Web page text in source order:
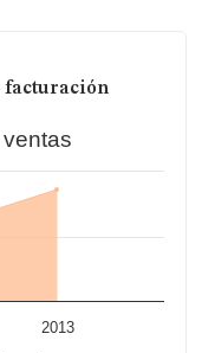
facturación
2013